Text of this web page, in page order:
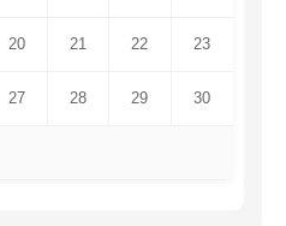
20 21 22 23
27 28 29 30